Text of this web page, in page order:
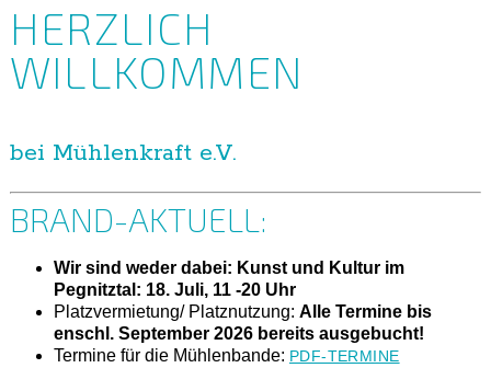
HERZLICH
WILLKOMMEN
bei Mühlenkraft e.V.
BRAND-AKTUELL:
Wir sind weder dabei: Kunst und Kultur im
Pegnitztal: 18. Juli, 11 -20 Uhr
Platzvermietung/ Platznutzung: Alle Termine bis
enschl. September 2026 bereits ausgebucht!
Termine für die Mühlenbande: PDF-TERMINE